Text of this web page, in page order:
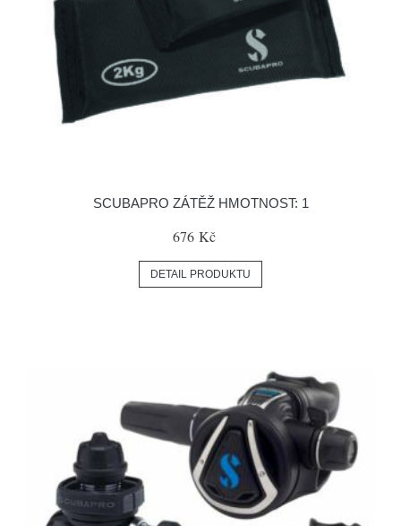
SCUBAPRO ZÁTĚŽ HMOTNOST: 1
676 Kč
DETAIL PRODUKTU